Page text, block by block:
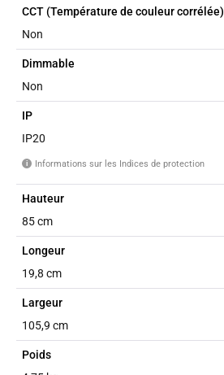
CCT (Température de couleur corrélée)
Non
Dimmable
Non
IP
IP20
i Informations sur les Indices de protection
Hauteur
85 cm
Longeur
19,8 cm
Largeur
105,9 cm
Poids